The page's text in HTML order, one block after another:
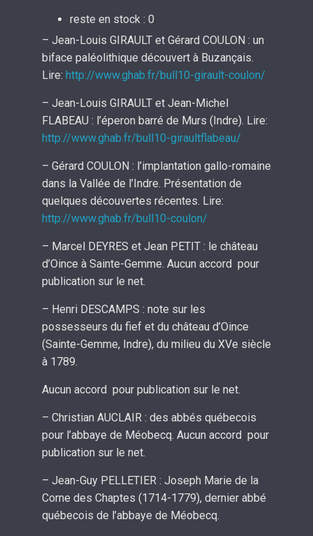
reste en stock : 0
– Jean-Louis GIRAULT et Gérard COULON : un
biface paléolithique découvert à Buzançais.
Lire: http://www.ghab.fr/bull10-girault-coulon/
– Jean-Louis GIRAULT et Jean-Michel
FLABEAU : l’éperon barré de Murs (Indre). Lire:
http://www.ghab.fr/bull10-giraultflabeau/
– Gérard COULON : l’implantation gallo-romaine
dans la Vallée de l’Indre. Présentation de
quelques découvertes récentes. Lire:
http://www.ghab.fr/bull10-coulon/
– Marcel DEYRES et Jean PETIT : le château
d’Oince à Sainte-Gemme. Aucun accord pour
publication sur le net.
– Henri DESCAMPS : note sur les
possesseurs du fief et du château d’Oince
(Sainte-Gemme, Indre), du milieu du XVe siècle
à 1789.
Aucun accord pour publication sur le net.
– Christian AUCLAIR : des abbés québecois
pour l’abbaye de Méobecq. Aucun accord pour
publication sur le net.
– Jean-Guy PELLETIER : Joseph Marie de la
Corne des Chaptes (1714-1779), dernier abbé
québecois de l’abbaye de Méobecq.